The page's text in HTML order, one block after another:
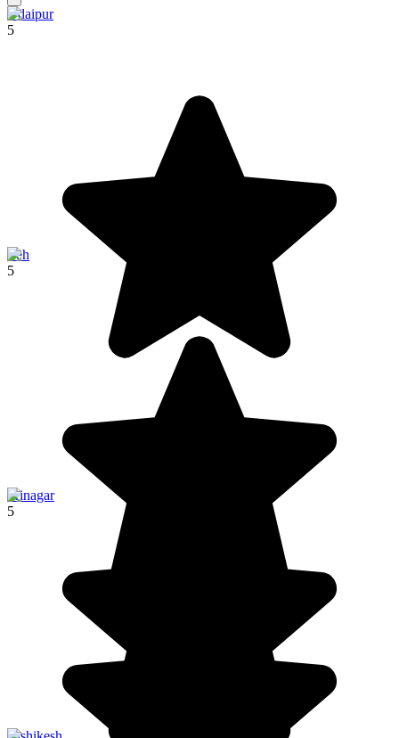
Udaipur
5
Leh
5
Srinagar
5